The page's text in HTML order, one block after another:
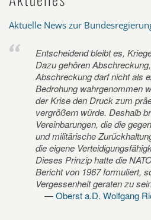
Aktuelle News zur
Entscheidend bleibt es,
Dazu gehören
Abschreckung darf nicht als
Bedrohung wahrgenommen
der Krise den Druck zum
vergrößern würde. Deshalb
Vereinbarungen, die die
und militärische
die eigene
Dieses Prinzip hatte die
Bericht von 1967 formuliert,
Vergessenheit geraten zu
Oberst a.D. Wolfgang